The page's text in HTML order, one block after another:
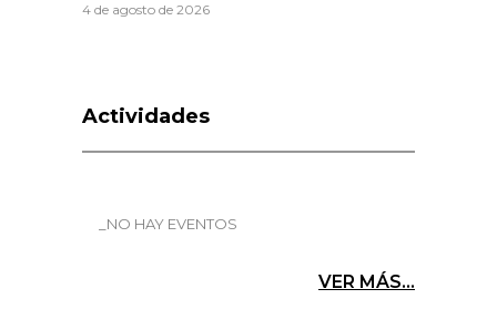
4 de agosto de 2026
Actividades
_NO HAY EVENTOS
VER MÁS...